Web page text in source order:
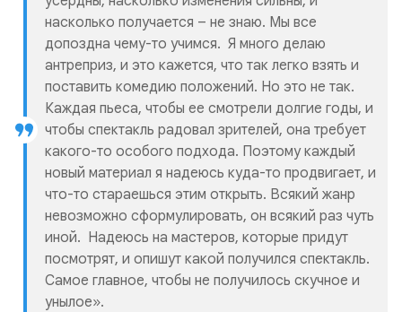
насколько получается – не знаю. Мы все
допоздна чему-то учимся. Я много делаю
антреприз, и это кажется, что так легко взять и
поставить комедию положений. Но это не так.
Каждая пьеса, чтобы ее смотрели долгие годы, и
чтобы спектакль радовал зрителей, она требует
какого-то особого подхода. Поэтому каждый
новый материал я надеюсь куда-то продвигает, и
что-то стараешься этим открыть. Всякий жанр
невозможно сформулировать, он всякий раз чуть
иной. Надеюсь на мастеров, которые придут
посмотрят, и опишут какой получился спектакль.
Самое главное, чтобы не получилось скучное и
унылое».